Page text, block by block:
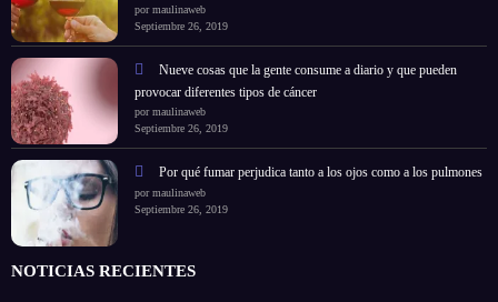
por maulinaweb
Septiembre 26, 2019
Nueve cosas que la gente consume a diario y que pueden
provocar diferentes tipos de cáncer
por maulinaweb
Septiembre 26, 2019
Por qué fumar perjudica tanto a los ojos como a los pulmones
por maulinaweb
Septiembre 26, 2019
NOTICIAS RECIENTES